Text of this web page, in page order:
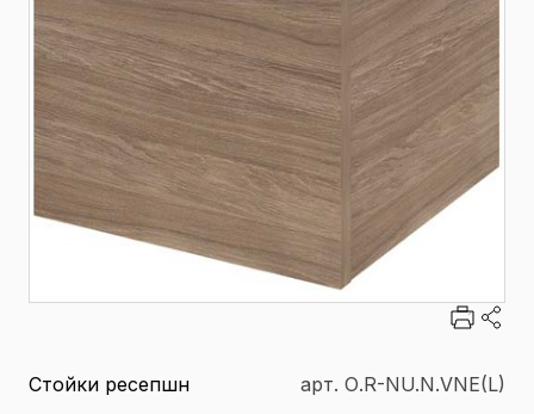
Стойки ресепшн арт. О.R-NU.N.VNE(L)